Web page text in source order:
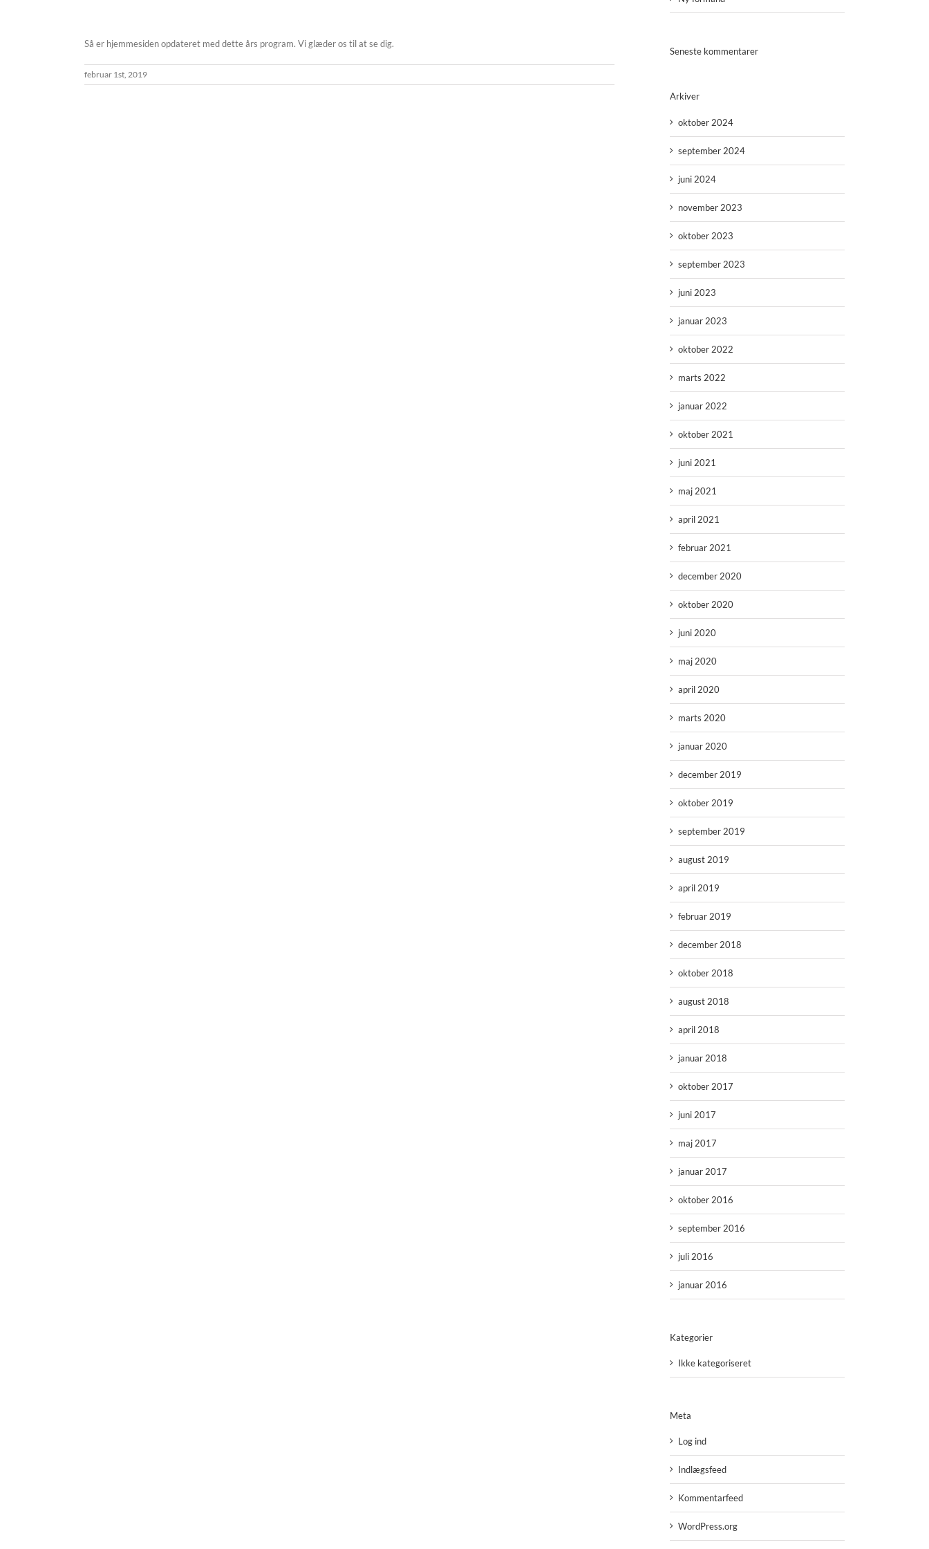
Så er hjemmesiden opdateret med dette års program. Vi glæder os til at se dig.
februar 1st, 2019
Seneste kommentarer
Arkiver
oktober 2024
september 2024
juni 2024
november 2023
oktober 2023
september 2023
juni 2023
januar 2023
oktober 2022
marts 2022
januar 2022
oktober 2021
juni 2021
maj 2021
april 2021
februar 2021
december 2020
oktober 2020
juni 2020
maj 2020
april 2020
marts 2020
januar 2020
december 2019
oktober 2019
september 2019
august 2019
april 2019
februar 2019
december 2018
oktober 2018
august 2018
april 2018
januar 2018
oktober 2017
juni 2017
maj 2017
januar 2017
oktober 2016
september 2016
juli 2016
januar 2016
Kategorier
Ikke kategoriseret
Meta
Log ind
Indlægsfeed
Kommentarfeed
WordPress.org